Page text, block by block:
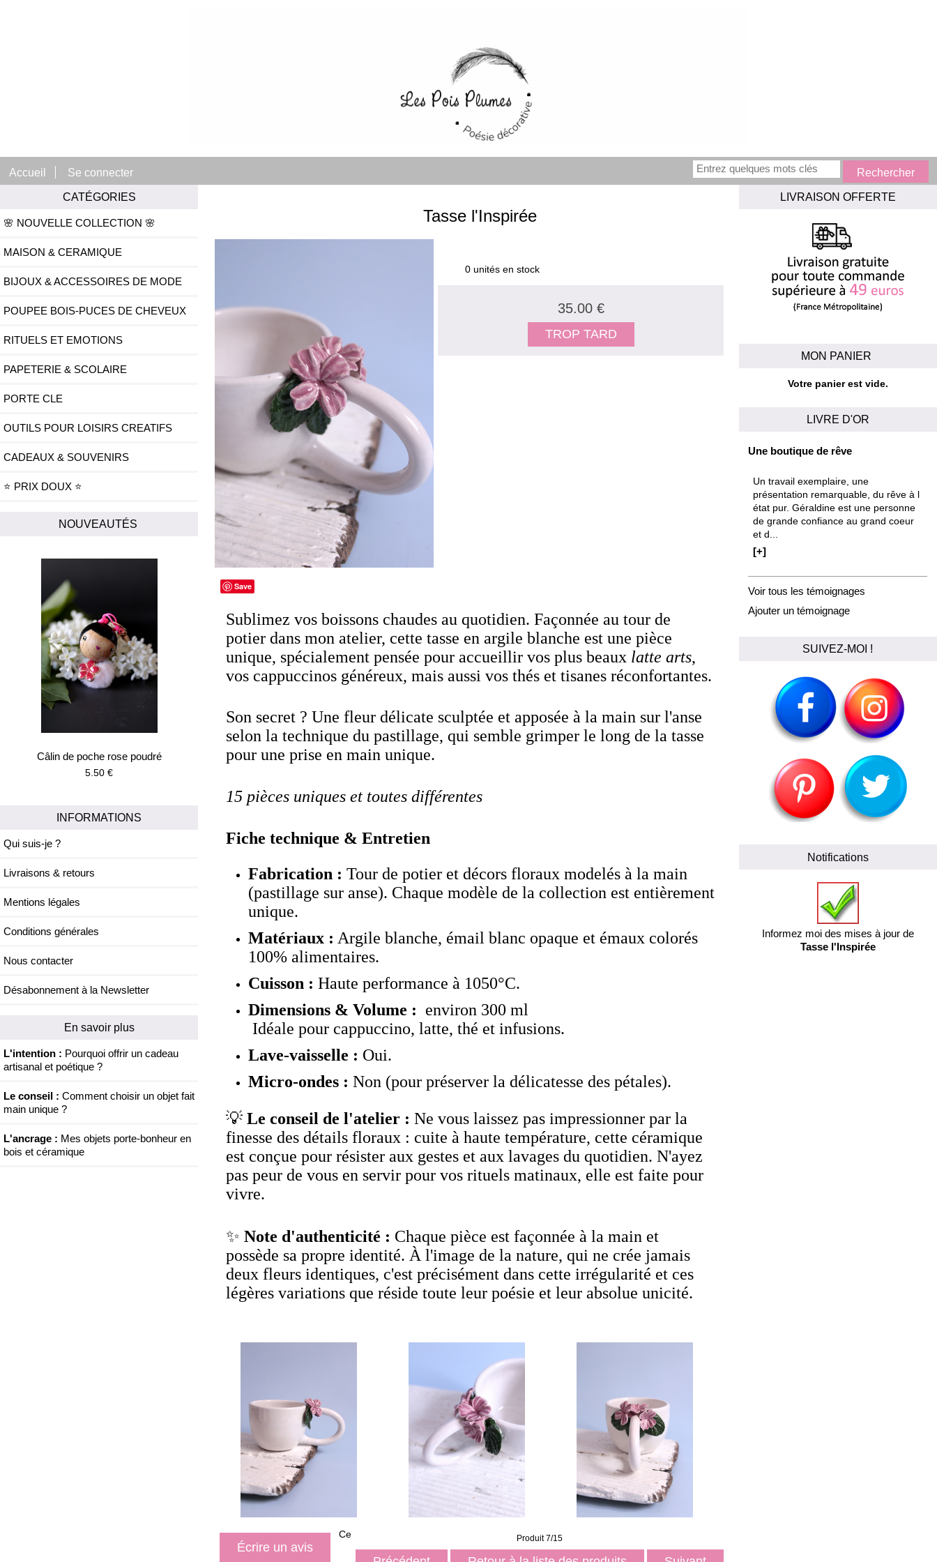
Accueil
Se connecter
CATÉGORIES
🌸 NOUVELLE COLLECTION 🌸
MAISON & CERAMIQUE
BIJOUX & ACCESSOIRES DE MODE
POUPEE BOIS-PUCES DE CHEVEUX
RITUELS ET EMOTIONS
PAPETERIE & SCOLAIRE
PORTE CLE
OUTILS POUR LOISIRS CREATIFS
CADEAUX & SOUVENIRS
⭐ PRIX DOUX ⭐
NOUVEAUTÉS
Câlin de poche rose poudré
5.50 €
INFORMATIONS
Qui suis-je ?
Livraisons & retours
Mentions légales
Conditions générales
Nous contacter
Désabonnement à la Newsletter
En savoir plus
L'intention : Pourquoi offrir un cadeau
artisanal et poétique ?
Le conseil : Comment choisir un objet fait
main unique ?
L'ancrage : Mes objets porte-bonheur en
bois et céramique
Tasse l'Inspirée
0 unités en stock
35.00 €
TROP TARD
Save
Sublimez vos boissons chaudes au quotidien. Façonnée au tour de
potier dans mon atelier, cette tasse en argile blanche est une pièce
unique, spécialement pensée pour accueillir vos plus beaux latte arts,
vos cappuccinos généreux, mais aussi vos thés et tisanes réconfortantes.
Son secret ? Une fleur délicate sculptée et apposée à la main sur l'anse
selon la technique du pastillage, qui semble grimper le long de la tasse
pour une prise en main unique.
15 pièces uniques et toutes différentes
Fiche technique & Entretien
Fabrication : Tour de potier et décors floraux modelés à la main
(pastillage sur anse). Chaque modèle de la collection est entièrement
unique.
Matériaux : Argile blanche, émail blanc opaque et émaux colorés
100% alimentaires.
Cuisson : Haute performance à 1050°C.
Dimensions & Volume : environ 300 ml
Idéale pour cappuccino, latte, thé et infusions.
Lave-vaisselle : Oui.
Micro-ondes : Non (pour préserver la délicatesse des pétales).
💡 Le conseil de l'atelier : Ne vous laissez pas impressionner par la
finesse des détails floraux : cuite à haute température, cette céramique
est conçue pour résister aux gestes et aux lavages du quotidien. N'ayez
pas peur de vous en servir pour vos rituels matinaux, elle est faite pour
vivre.
✨ Note d'authenticité : Chaque pièce est façonnée à la main et
possède sa propre identité. À l'image de la nature, qui ne crée jamais
deux fleurs identiques, c'est précisément dans cette irrégularité et ces
légères variations que réside toute leur poésie et leur absolue unicité.
Produit 7/15
Écrire un avis
Ce
LIVRAISON OFFERTE
MON PANIER
Votre panier est vide.
LIVRE D'OR
Une boutique de rêve
Un travail exemplaire, une
présentation remarquable, du rêve à l
état pur. Géraldine est une personne
de grande confiance au grand coeur
et d...
[+]
Voir tous les témoignages
Ajouter un témoignage
SUIVEZ-MOI !
Notifications
Informez moi des mises à jour de
Tasse l'Inspirée